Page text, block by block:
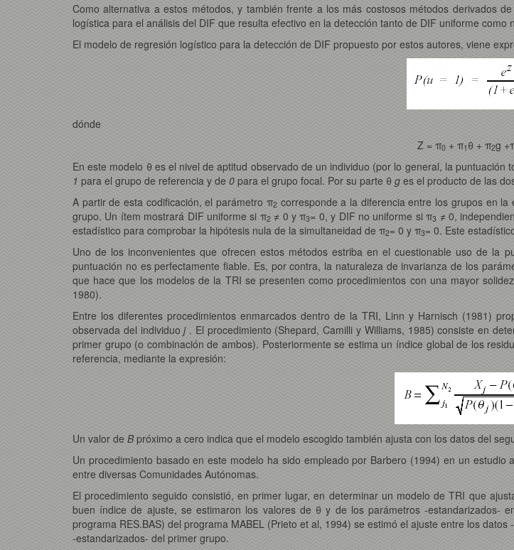
Como alternativa a estos métodos, y también frente a los más costosos métodos derivados
logística para el análisis del DIF que resulta efectivo en la detección tanto de DIF uniforme como
El modelo de regresión logístico para la detección de DIF propuesto por estos autores, viene
dónde
Z = π0+ π1 θ + π2g
En este modelo θ es el nivel de aptitud observado de un individuo (por lo general, la puntuación
1 para el grupo de referencia y de 0 para el grupo focal. Por su parte θ g es el producto de las
A partir de esta codificación, el parámetro π2corresponde a la diferencia entre los grupos en
grupo. Un ítem mostrará DIF uniforme si π2≠ 0 y π3= 0, y DIF no uniforme si π3 ≠ 0,
estadístico para comprobar la hipótesis nula de la simultaneidad de π2= 0 y π3= 0. Este
Uno de los inconvenientes que ofrecen estos métodos estriba en el cuestionable uso de
puntuación no es perfectamente fiable. Es, por contra, la naturaleza de invarianza de los
que hace que los modelos de la TRI se presenten como procedimientos con una mayor
1980).
Entre los diferentes procedimientos enmarcados dentro de la TRI, Linn y Harnisch (1981)
observada del individuoj . El procedimiento (Shepard, Camilli y Williams, 1985) consiste en
primer grupo (o combinación de ambos). Posteriormente se estima un índice global de los
referencia, mediante la expresión:
Un valor de B próximo a cero indica que el modelo escogido también ajusta con los datos del
Un procedimiento basado en este modelo ha sido empleado por Barbero (1994) en un
entre diversas Comunidades Autónomas.
El procedimiento seguido consistió, en primer lugar, en determinar un modelo de TRI que
buen índice de ajuste, se estimaron los valores de θ y de los parámetros -estandarizados-
programa RES.BAS) del programa MABEL (Prieto et al, 1994) se estimó el ajuste entre los
-estandarizados- del primer grupo.